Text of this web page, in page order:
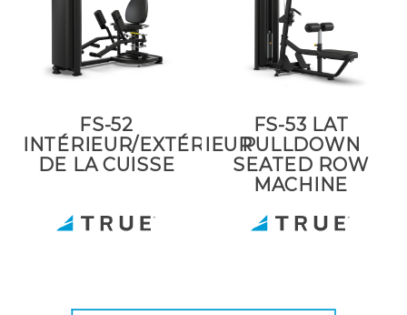
FS-52
INTÉRIEUR/EXTÉRIEUR
DE LA CUISSE
FS-53 LAT
PULLDOWN
SEATED ROW
MACHINE